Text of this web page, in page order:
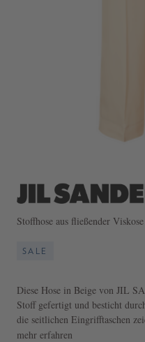
Stoffhose aus fließender
SALE
Diese Hose in Beige von JIL
Stoff gefertigt und besticht
die seitlichen Eingrifftaschen
mehr erfahren